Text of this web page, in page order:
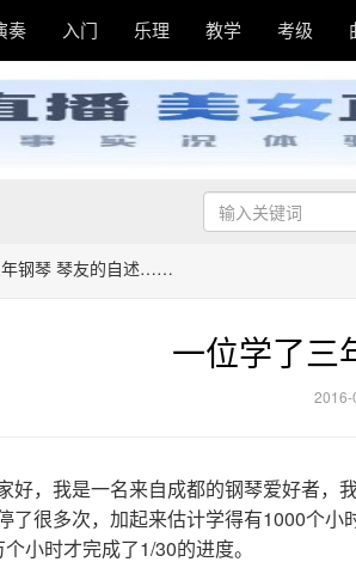
奏 入门 乐理 教学 考级
年钢琴 琴友的自述……
一位学了
2016-
好，我是一名来自成都的钢琴爱好者，
了很多次，加起来估计学得有1000个
小时才完成了1/30的进度。